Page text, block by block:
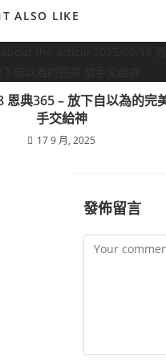
ALSO LIKE
恩典365 – 放下自以為的完
手交給神
17 9 月, 2025
發佈留言